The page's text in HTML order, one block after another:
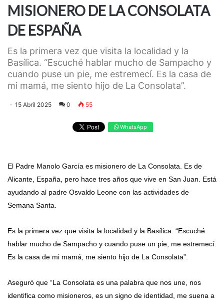
MISIONERO DE LA CONSOLATA
DE ESPAÑA
Es la primera vez que visita la localidad y la
Basílica. “Escuché hablar mucho de Sampacho y
cuando puse un pie, me estremecí. Es la casa de
mi mamá, me siento hijo de La Consolata”.
15 Abril 2025 0 55
WhatsApp
El Padre Manolo García es misionero de La Consolata. Es de
Alicante, España, pero hace tres años que vive en San Juan. Está
ayudando al padre Osvaldo Leone con las actividades de
Semana Santa.
Es la primera vez que visita la localidad y la Basílica. “Escuché
hablar mucho de Sampacho y cuando puse un pie, me estremecí.
Es la casa de mi mamá, me siento hijo de La Consolata”.
Aseguró que “La Consolata es una palabra que nos une, nos
identifica como misioneros, es un signo de identidad, me suena a